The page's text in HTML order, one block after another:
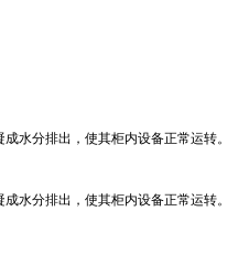
水分排出，使其柜内设备正常运转。
水分排出，使其柜内设备正常运转。